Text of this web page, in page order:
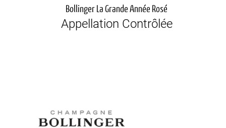
Bollinger La Grande Année Rosé
Appellation Contrôlée